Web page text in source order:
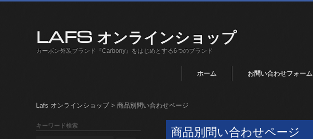
LAFS オンラインショップ
カーボン外装ブランド『Carbony』をはじめとする6つのブランド
ホーム お問い合わせフォーム
Lafs オンラインショップ> 商品別問い合わせページ
商品別問い合わせページ
キーワード検索